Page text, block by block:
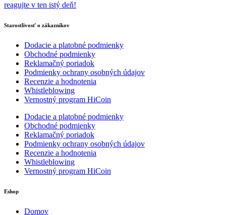
reagujte v ten istý deň!
Starostlivosť o zákazníkov
Dodacie a platobné podmienky
Obchodné podmienky
Reklamačný poriadok
Podmienky ochrany osobných údajov
Recenzie a hodnotenia
Whistleblowing
Vernostný program HiCoin
Dodacie a platobné podmienky
Obchodné podmienky
Reklamačný poriadok
Podmienky ochrany osobných údajov
Recenzie a hodnotenia
Whistleblowing
Vernostný program HiCoin
Eshop
Domov